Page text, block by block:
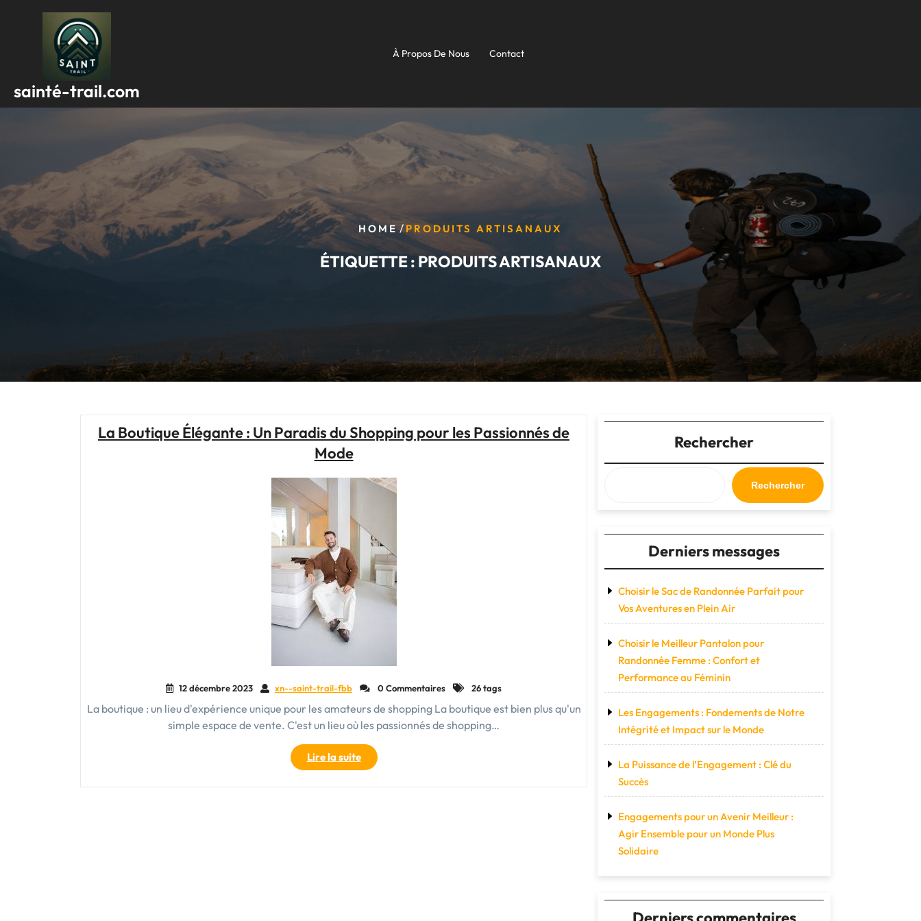
sainté-trail.com
À Propos De Nous Contact
HOME/ PRODUITS ARTISANAUX
ÉTIQUETTE : PRODUITS ARTISANAUX
La Boutique Élégante : Un Paradis du Shopping pour les Passionnés de
Mode
12 décembre 2023 xn--saint-trail-fbb 0 Commentaires 26 tags
La boutique : un lieu d'expérience unique pour les amateurs de shopping La boutique est bien plus qu'un
simple espace de vente. C'est un lieu où les passionnés de shopping…
Lire la suite"La
Boutique
Élégante
Rechercher
Rechercher
Derniers messages
Choisir le Sac de Randonnée Parfait pour
Vos Aventures en Plein Air
Choisir le Meilleur Pantalon pour
Randonnée Femme : Confort et
Performance au Féminin
Les Engagements : Fondements de Notre
Intégrité et Impact sur le Monde
La Puissance de l’Engagement : Clé du
Succès
Engagements pour un Avenir Meilleur :
Agir Ensemble pour un Monde Plus
Solidaire